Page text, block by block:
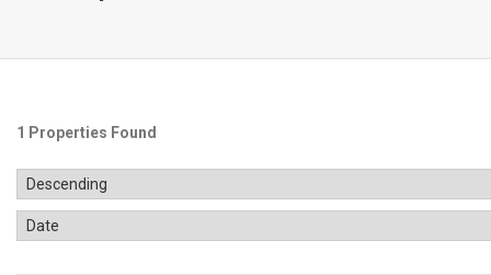
1 Properties Found